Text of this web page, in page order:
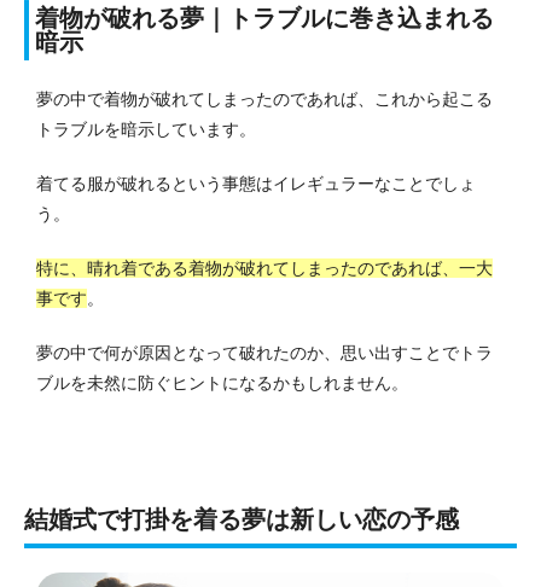
着物が破れる夢｜トラブルに巻き込まれる
暗示
夢の中で着物が破れてしまったのであれば、これから起こる
トラブルを暗示しています。
着てる服が破れるという事態はイレギュラーなことでしょ
う。
特に、晴れ着である着物が破れてしまったのであれば、一大
事です。
夢の中で何が原因となって破れたのか、思い出すことでトラ
ブルを未然に防ぐヒントになるかもしれません。
結婚式で打掛を着る夢は新しい恋の予感